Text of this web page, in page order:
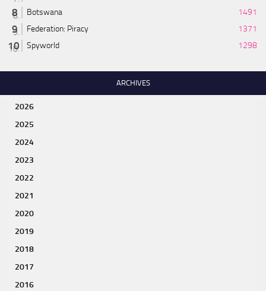
Botswana
1491
Federation: Piracy
1371
Spyworld
1298
ARCHIVES
2026
2025
2024
2023
2022
2021
2020
2019
2018
2017
2016